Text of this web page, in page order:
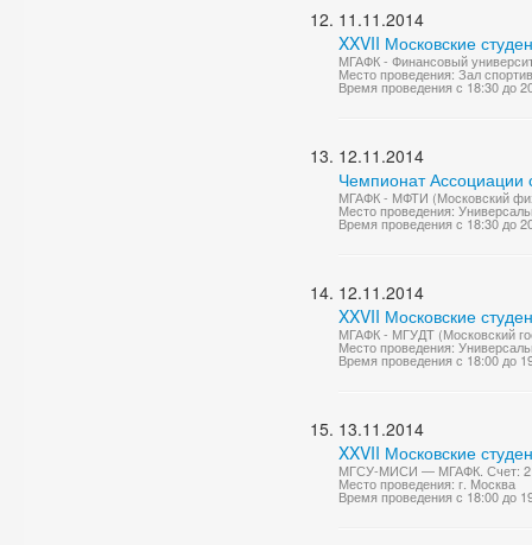
11.11.2014
XXVII Московские
МГАФК - Финансовый
Место проведения: Зал
Время проведения с 18:30 до
12.11.2014
Чемпионат Ассоциации
МГАФК - МФТИ (Московский
Место проведения:
Время проведения с 18:30 до
12.11.2014
XXVII Московские
МГАФК - МГУДТ (Московский
Место проведения:
Время проведения с 18:00 до
13.11.2014
XXVII Московские
МГСУ-МИСИ — МГАФК. Счет: 2
Место проведения: г. Москва
Время проведения с 18:00 до